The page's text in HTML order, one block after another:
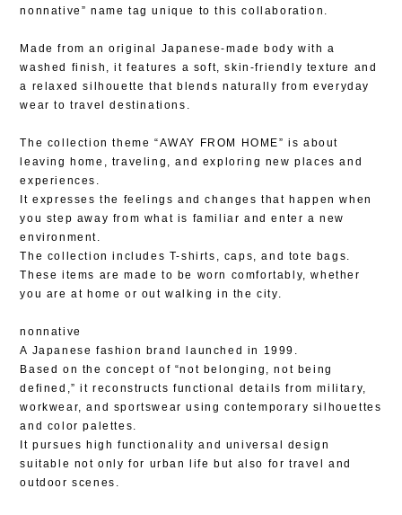
nonnative” name tag unique to this collaboration.
Made from an original Japanese-made body with a
washed finish, it features a soft, skin-friendly texture and
a relaxed silhouette that blends naturally from everyday
wear to travel destinations.
The collection theme “AWAY FROM HOME” is about
leaving home, traveling, and exploring new places and
experiences.
It expresses the feelings and changes that happen when
you step away from what is familiar and enter a new
environment.
The collection includes T-shirts, caps, and tote bags.
These items are made to be worn comfortably, whether
you are at home or out walking in the city.
nonnative
A Japanese fashion brand launched in 1999.
Based on the concept of “not belonging, not being
defined,” it reconstructs functional details from military,
workwear, and sportswear using contemporary silhouettes
and color palettes.
It pursues high functionality and universal design
suitable not only for urban life but also for travel and
outdoor scenes.